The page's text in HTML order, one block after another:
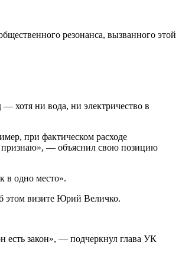
резонанса, вызванного этой
хотя ни вода, ни электричество в
при фактическом расходе
признаю», — объяснил свою позицию
в одно место».
этом визите Юрий Величко.
закон», — подчеркнул глава УК